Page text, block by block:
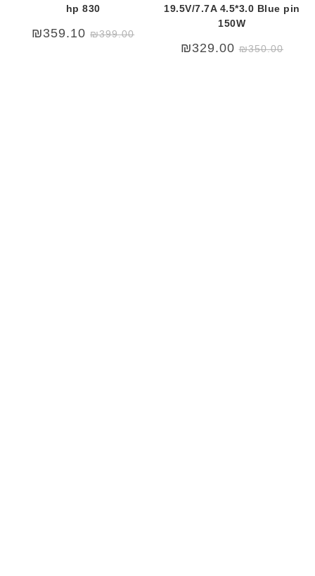
19.5V/7.7A 4.5*3.0 Blue pin
150W
₪350.00
המחיר
המקורי
₪329.00
hp 830
המחיר
המקורי
₪399.00
המחיר
הנוכחי
₪359.10